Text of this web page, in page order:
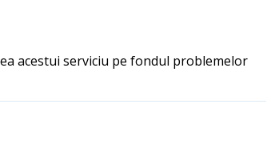
acestui serviciu pe fondul problemelor